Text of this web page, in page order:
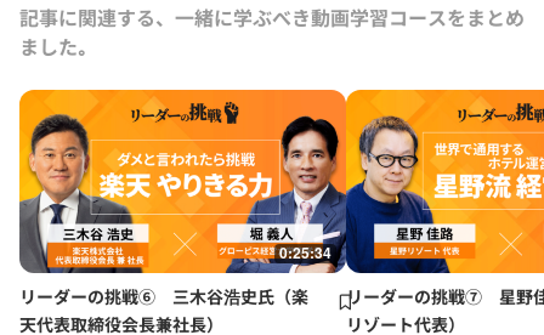
記事に関連する、一緒に学ぶべき動画学習コースをまとめ
ました｡
0:25:34
リーダーの挑戦⑥ 三木谷浩史氏（楽
天代表取締役会長兼社長）
リーダーの挑戦⑦ 星野
リゾート代表）